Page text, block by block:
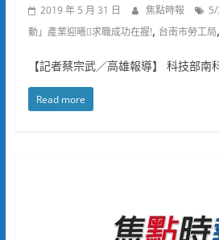
2019 年 5 月 31 日 焦點時報
動」產業迎曦求職成功在握!, 台南市勞工局,
【記者蔡宗武／高雄報導】 科技部南
Read more